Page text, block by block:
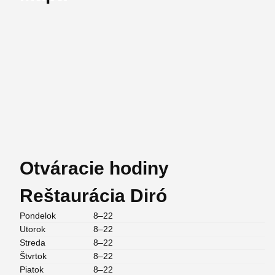
Otváracie hodiny
Reštaurácia Diró
Pondelok
8–22
Utorok
8–22
Streda
8–22
Štvrtok
8–22
Piatok
8–22